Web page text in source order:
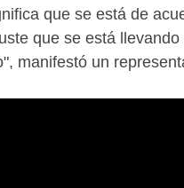
que se está de
que se está
manifestó un